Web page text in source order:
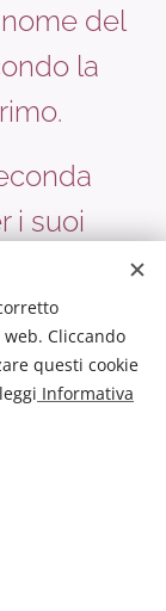
del
la
i suoi
pop
in
Cliccando
questi cookie
Informativa